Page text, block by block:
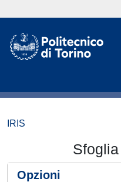
IRIS
Opzioni